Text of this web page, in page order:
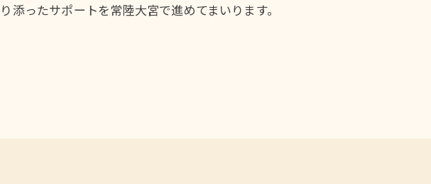
添ったサポートを常陸大宮で進めてまいります。